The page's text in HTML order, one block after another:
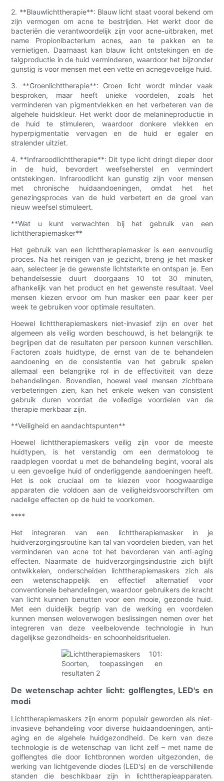
2. **Blauwlichttherapie**: Blauw licht staat vooral bekend om
zijn vermogen om acne te bestrijden. Het werkt door de
bacteriën die verantwoordelijk zijn voor acne-uitbraken, met
name Propionibacterium acnes, aan te pakken en te
vernietigen. Daarnaast kan blauw licht ontstekingen en de
talgproductie in de huid verminderen, waardoor het bijzonder
gunstig is voor mensen met een vette en acnegevoelige huid.
3. **Groenlichttherapie**: Groen licht wordt minder vaak
besproken, maar heeft unieke voordelen, zoals het
verminderen van pigmentvlekken en het verbeteren van de
algehele huidskleur. Het werkt door de melanineproductie in
de huid te stimuleren, waardoor donkere vlekken en
hyperpigmentatie vervagen en de huid er egaler en
stralender uitziet.
4. **Infraroodlichttherapie**: Dit type licht dringt dieper door
in de huid, bevordert weefselherstel en vermindert
ontstekingen. Infraroodlicht kan gunstig zijn voor mensen
met chronische huidaandoeningen, omdat het het
genezingsproces van de huid verbetert en de groei van
nieuw weefsel stimuleert.
**Wat u kunt verwachten bij het gebruik van een
lichttherapiemasker**
Het gebruik van een lichttherapiemasker is een eenvoudig
proces. Na het reinigen van je gezicht, breng je het masker
aan, selecteer je de gewenste lichtsterkte en ontspan je. Een
behandelsessie duurt doorgaans 10 tot 30 minuten,
afhankelijk van het product en het gewenste resultaat. Veel
mensen kiezen ervoor om hun masker een paar keer per
week te gebruiken voor optimale resultaten.
Hoewel lichttherapiemaskers niet-invasief zijn en over het
algemeen als veilig worden beschouwd, is het belangrijk te
begrijpen dat de resultaten per persoon kunnen verschillen.
Factoren zoals huidtype, de ernst van de te behandelen
aandoening en de consistentie van het gebruik spelen
allemaal een belangrijke rol in de effectiviteit van deze
behandelingen. Bovendien, hoewel veel mensen zichtbare
verbeteringen zien, kan het enkele weken van consistent
gebruik duren voordat de volledige voordelen van de
therapie merkbaar zijn.
**Veiligheid en aandachtspunten**
Hoewel lichttherapiemaskers veilig zijn voor de meeste
huidtypen, is het verstandig om een ​​dermatoloog te
raadplegen voordat u met de behandeling begint, vooral als
u een gevoelige huid of onderliggende aandoeningen heeft.
Het is ook cruciaal om te kiezen voor hoogwaardige
apparaten die voldoen aan de veiligheidsvoorschriften om
nadelige effecten op de huid te voorkomen.
****
Het integreren van een lichttherapiemasker in je
huidverzorgingsroutine kan tal van voordelen bieden, van het
verminderen van acne tot het bevorderen van anti-aging
effecten. Naarmate de huidverzorgingsindustrie zich blijft
ontwikkelen, onderscheiden lichttherapiemaskers zich als
een wetenschappelijk en effectief alternatief voor
conventionele behandelingen, waardoor gebruikers de kracht
van licht kunnen benutten voor een mooie, gezonde huid.
Met een duidelijk begrip van de werking en voordelen
kunnen mensen weloverwogen beslissingen nemen over het
integreren van deze veelbelovende technologie in hun
dagelijkse gezondheids- en schoonheidsrituelen.
De wetenschap achter licht: golflengtes, LED's en
modi
Lichttherapiemaskers zijn enorm populair geworden als niet-
invasieve behandeling voor diverse huidaandoeningen, anti-
aging en de algehele huidgezondheid. De kern van deze
technologie is de wetenschap van licht zelf – met name de
golflengtes die door lichtbronnen worden uitgezonden, de
werking van lichtgevende diodes (LED's) en de verschillende
standen die beschikbaar zijn in lichttherapieapparaten.